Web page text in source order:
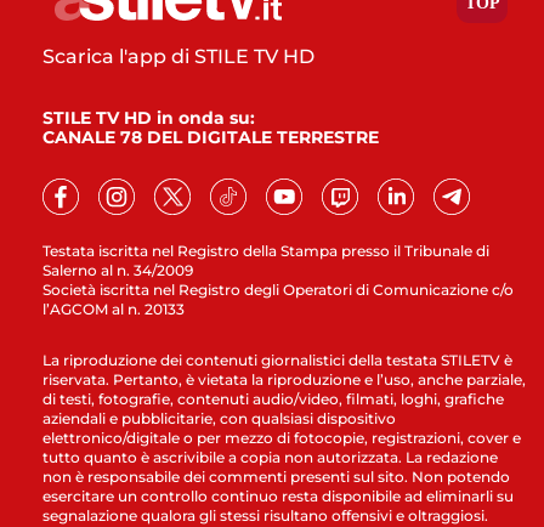
Testata iscritta nel Registro della Stampa presso il Tribunale di
Salerno al n. 34/2009
Società iscritta nel Registro degli Operatori di Comunicazione c/o
l’AGCOM al n. 20133
Scarica l'app di STILE TV HD
STILE TV HD in onda su:
CANALE 78 DEL DIGITALE TERRESTRE
La riproduzione dei contenuti giornalistici della testata STILETV è
riservata. Pertanto, è vietata la riproduzione e l’uso, anche parziale,
di testi, fotografie, contenuti audio/video, filmati, loghi, grafiche
aziendali e pubblicitarie, con qualsiasi dispositivo
elettronico/digitale o per mezzo di fotocopie, registrazioni, cover e
tutto quanto è ascrivibile a copia non autorizzata. La redazione
non è responsabile dei commenti presenti sul sito. Non potendo
esercitare un controllo continuo resta disponibile ad eliminarli su
segnalazione qualora gli stessi risultano offensivi e oltraggiosi.